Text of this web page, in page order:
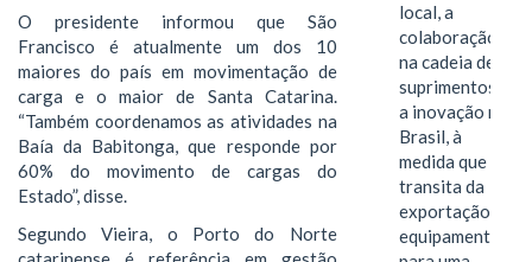
O presidente informou que São
Francisco é atualmente um dos 10
maiores do país em movimentação de
carga e o maior de Santa Catarina.
“Também coordenamos as atividades na
Baía da Babitonga, que responde por
60% do movimento de cargas do
Estado”, disse.
Segundo Vieira, o Porto do Norte
local, a
colaboração
na cadeia de
suprimentos e
a inovação no
Brasil, à
medida que
transita da
exportação de
equipamentos